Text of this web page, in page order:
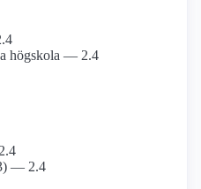
högskola — 2.4
— 2.4